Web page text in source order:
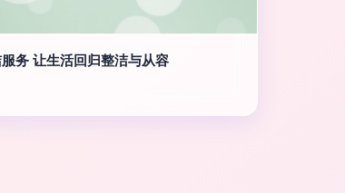
务 让生活回归整洁与从容